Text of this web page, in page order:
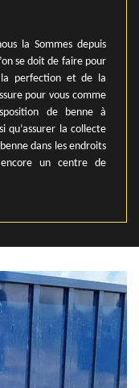
la Sommes depuis
se doit de faire pour
perfection et de la
pour vous comme
de benne à
qu’assurer la collecte
dans les endroits
un centre de